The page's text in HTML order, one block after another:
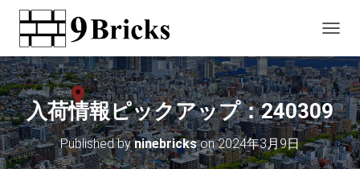
O
G
G
L
E
N
A
V
入荷情報ピックアップ：240309
Published byninebrickson2024年3月9日